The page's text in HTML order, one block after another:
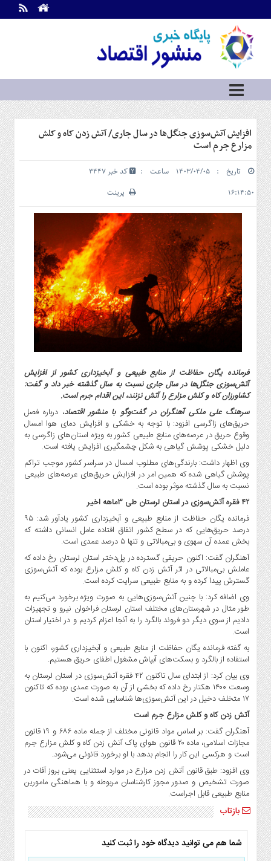
اطلاعات
تماس
ما
درباره
ما
سرویس
ها
خانه
سرمایه
و
بورس
مسکن
و
شهری
گاز
و
پتروشیمی
صنعت
و
خودرو
آپ
و
فن
آوری
بانک
،
بیمه
و
ارز
دیجیتال
کشاورزی
و
صنایع
غذایی
سیاسی
و
بین
الملل
نگاه
روز
گوناگون
افزایش آتش‌سوزی جنگل‌ها در سال جاری/ آتش زدن کاه و کلش
مزارع جرم است
تاریخ : ۱۴۰۳/۰۴/۰۵ ساعت :
۱۶:۱۴:۵۰
کد خبر 3447
پرینت
فرمانده یگان حفاظت از منابع طبیعی و آبخیزداری کشور از افزایش
آتش‌سوزی جنگل‌ها در سال جاری نسبت به سال گذشته خبر داد و گفت:
کشاورزان کاه و کلش مزارع را آتش نزنند، این اقدام جرم است.
سرهنگ علی ملکی آهنگران در گفت‌وگو با منشور اقتصاد، درباره فصل
حریق‌های زاگرسی افزود: با توجه به خشکی و افزایش دمای هوا امسال
وقوع حریق در عرصه‌های منابع طبیعی کشور به ویژه استان‌های زاگرسی به
دلیل خشکی پوشش گیاهی به شکل چشمگیری افزایش یافته است.
وی اظهار داشت: بارندگی‌های مطلوب امسال در سراسر کشور موجب تراکم
پوشش گیاهی شده که همین امر در افزایش حریق‌های عرصه‌های طبیعی
نسبت به سال گذشته موثر بوده است.
۴۲ فقره آتش‌سوزی در استان لرستان طی ۳ماهه اخیر
فرمانده یگان حفاظت از منابع طبیعی و آبخیزداری کشور یادآور شد: ۹۵
درصد حریق‌هایی که در سطح کشور اتفاق افتاده عامل انسانی داشته که
بخش عمده آن سهوی و بی‌مبالاتی و تنها ۵ درصد عمدی است.
آهنگران گفت: اکنون حریقی گسترده در پل‌دختر استان لرستان رخ داده که
عاملش بی‌مبالاتی در اثر آتش زدن کاه و کلش مزارع بوده که آتش‌سوزی
گسترش پیدا کرده و به منابع طبیعی سرایت کرده است.
وی اضافه کرد: با چنین آتش‌سوزی‌هایی به صورت ویژه برخورد می‌کنیم به
طور مثال در شهرستان‌های مختلف استان لرستان فراخوان نیرو و تجهیزات
دادیم از سوی دیگر دو فروند بالگرد را به آنجا اعزام کردیم و در اختیار استان
است.
به گفته فرمانده یگان حفاظت از منابع طبیعی و آبخیزداری کشور، اکنون با
استفاده از بالگرد و بسکت‌های آبپاش مشغول اطفای حریق هستیم.
وی بیان کرد: از ابتدای سال تاکنون ۴۲ فقره آتش‌سوزی در استان لرستان به
وسعت ۱۴۰۰ هکتار رخ داده که بخشی از آن به صورت عمدی بوده که تاکنون
۱۷ متخلف دخیل در این آتش‌سوزی‌ها شناسایی شده است.
آتش زدن کاه و کلش مزارع جرم است
آهنگران گفت: بر اساس مواد قانونی مختلف از جمله ماده ۶۸۶ و ۱۹ قانون
مجازات اسلامی، ماده ۲۰ قانون هوای پاک آتش زدن کاه و کلش مزارع جرم
است و هرکسی این کار را انجام بدهد با او برخورد قانونی می‌شود.
وی افزود: طبق قانون آتش زدن مزارع در موارد استثنایی یعنی بروز آفات در
صورت تشخیص و صدور مجوز کارشناسان مربوطه و با هماهنگی مامورین
منابع طبیعی قابل اجراست.
بازتاب
شما هم می توانید دیدگاه خود را ثبت کنید